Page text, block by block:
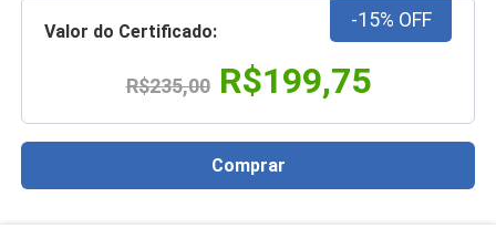
Valor do Certificado:
R$235,00 R$199,75
-15% OFF
Comprar